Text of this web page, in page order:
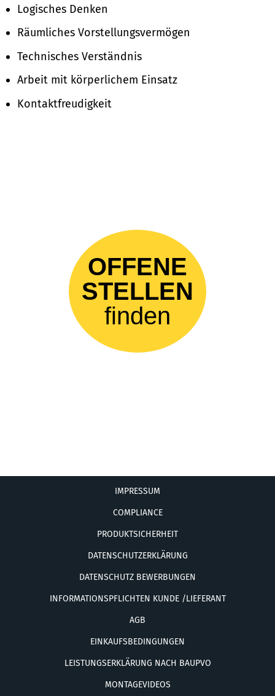
Logisches Denken
Räumliches Vorstellungsvermögen
Technisches Verständnis
Arbeit mit körperlichem Einsatz
Kontaktfreudigkeit
OFFENE
STELLEN
finden
IMPRESSUM
COMPLIANCE
PRODUKTSICHERHEIT
DATENSCHUTZERKLÄRUNG
DATENSCHUTZ BEWERBUNGEN
INFORMATIONSPFLICHTEN KUNDE /LIEFERANT
AGB
EINKAUFSBEDINGUNGEN
LEISTUNGSERKLÄRUNG NACH BAUPVO
MONTAGEVIDEOS